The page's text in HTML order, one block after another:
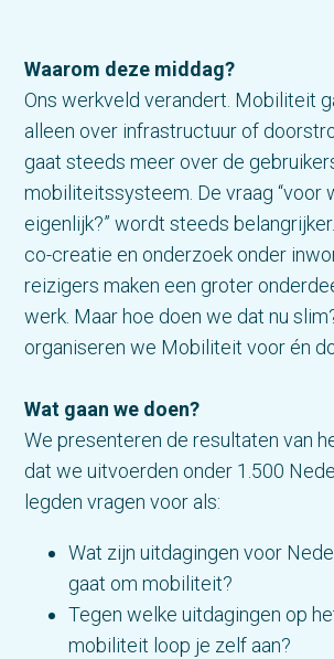
Waarom deze middag?
Ons werkveld verandert. Mobiliteit
alleen over infrastructuur of
gaat steeds meer over de
mobiliteitssysteem. De vraag “voor
eigenlijk?” wordt steeds
co-creatie en onderzoek onder
reizigers maken een groter
werk. Maar hoe doen we dat nu
organiseren we Mobiliteit voor én
Wat gaan we doen?
We presenteren de resultaten van
dat we uitvoerden onder 1.500
legden vragen voor als:
Wat zijn uitdagingen voor
gaat om mobiliteit?
Tegen welke uitdagingen op
mobiliteit loop je zelf aan?